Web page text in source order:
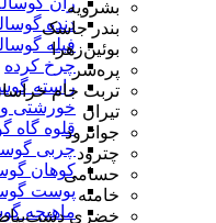
دنده
فیله
چرخ کرده
راسته
خورشتی
قلوه گاه
چربی
کوهان
پوست
ماهیچه
بشرویه
بندر جاسک
بوئین‌زهرا
پره‌سر
تربت جام
تیران
جوانرود
چترود
حسامی
خامنه
خضری